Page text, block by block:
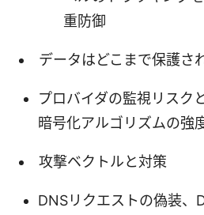
重防御
データはどこまで保護さ
プロバイダの監視リスク
暗号化アルゴリズムの強
攻撃ベクトルと対策
DNSリクエストの偽装、